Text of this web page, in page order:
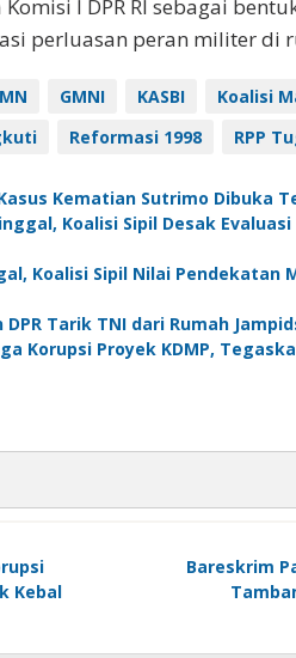
I DPR RI sebagai
perluasan peran militer di
GMNI KASBI
Koalisi
Reformasi 1998
RPP
Kematian Sutrimo Dibuka
Koalisi Sipil Desak
Koalisi Sipil Nilai Pendekatan
Tarik TNI dari Rumah
Korupsi Proyek KDMP,
Kebal
Bareskrim